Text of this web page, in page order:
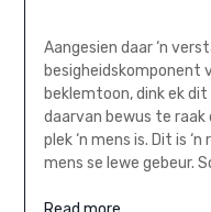
Aangesien daar ‘n
besigheidskomponent
beklemtoon, dink ek
daarvan bewus te
plek ‘n mens is. Dit is
mens se lewe gebeur.